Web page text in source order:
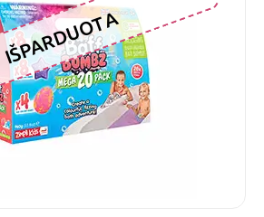
IŠPARDUOTA